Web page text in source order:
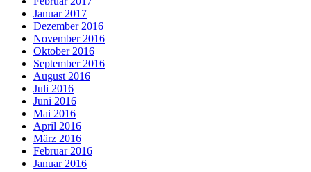
Januar 2017
Dezember 2016
November 2016
Oktober 2016
September 2016
August 2016
Juli 2016
Juni 2016
Mai 2016
April 2016
März 2016
Februar 2016
Januar 2016